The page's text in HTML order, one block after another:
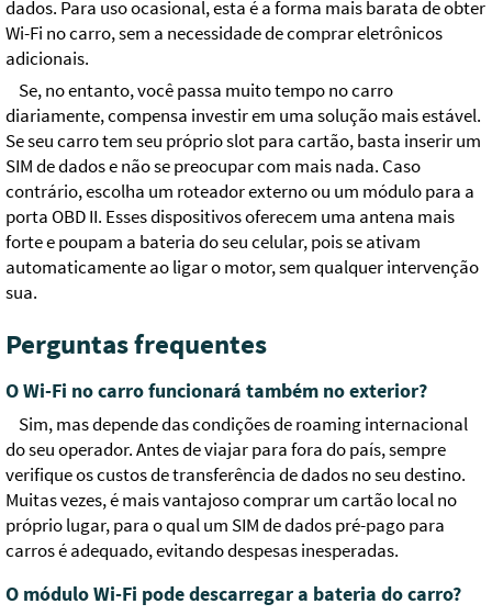
dados. Para uso ocasional, esta é a forma mais barata de obter
Wi-Fi no carro, sem a necessidade de comprar eletrônicos
adicionais.
Se, no entanto, você passa muito tempo no carro
diariamente, compensa investir em uma solução mais estável.
Se seu carro tem seu próprio slot para cartão, basta inserir um
SIM de dados e não se preocupar com mais nada. Caso
contrário, escolha um roteador externo ou um módulo para a
porta OBD II. Esses dispositivos oferecem uma antena mais
forte e poupam a bateria do seu celular, pois se ativam
automaticamente ao ligar o motor, sem qualquer intervenção
sua.
Perguntas frequentes
O Wi-Fi no carro funcionará também no exterior?
Sim, mas depende das condições de roaming internacional
do seu operador. Antes de viajar para fora do país, sempre
verifique os custos de transferência de dados no seu destino.
Muitas vezes, é mais vantajoso comprar um cartão local no
próprio lugar, para o qual um SIM de dados pré-pago para
carros é adequado, evitando despesas inesperadas.
O módulo Wi-Fi pode descarregar a bateria do carro?